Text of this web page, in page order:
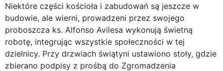
Niektóre części kościoła i zabudowań są jeszcze w
budowie, ale wierni, prowadzeni przez swojego
proboszcza ks. Alfonso Avilesa wykonują świetną
robotę, integrując wszystkie społeczności w tej
dzielnicy. Przy drzwiach świątyni ustawiono stoły, gdzie
zbierano podpisy z prośbą do Zgromadzenia